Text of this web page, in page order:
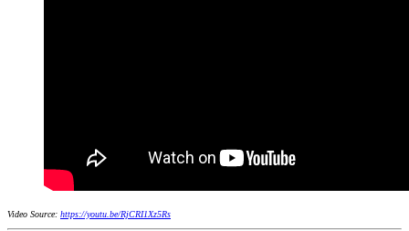
Video Source: https://youtu.be/RjCRI1Xz5Rs